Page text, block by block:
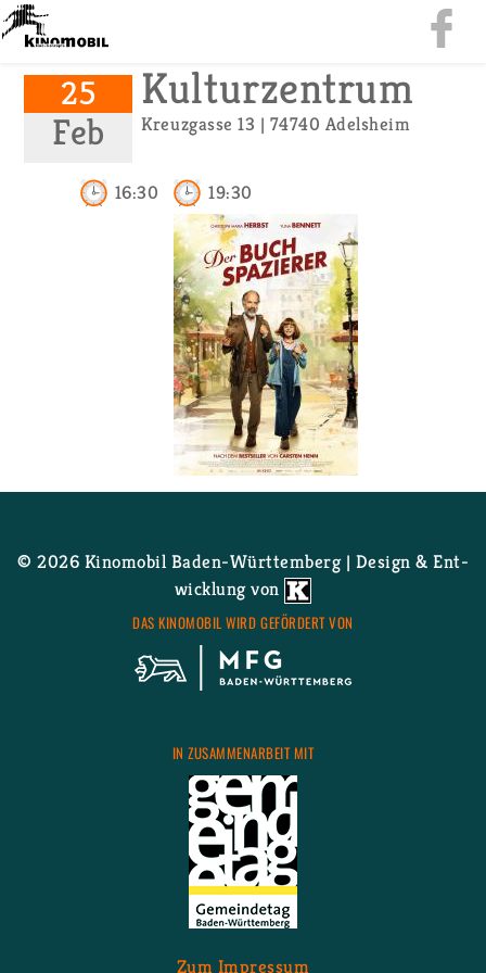
25
Feb
Kul­tur­zen­trum
Kreuz­gas­se 13 | 74740 Adels­heim
16:30 19:30
Wei­ter­le­senüber Der
© 2026 Ki­no­mo­bil Ba­den-Würt­tem­berg | De­sign & Ent­
wick­lung von
DAS KI­NO­MO­BIL WIRD GE­FÖR­DERT VON
IN ZU­SAM­MEN­AR­BEIT MIT
Zum Im­pres­sum